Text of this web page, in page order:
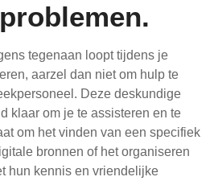
tegenaan loopt tijdens je
aarzel dan niet om hulp te
Deze deskundige
klaar om je te assisteren en te
om het vinden van een specifiek
bronnen of het organiseren
hun kennis en vriendelijke